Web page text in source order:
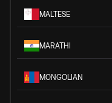
MALTESE
MARATHI
MONGOLIAN